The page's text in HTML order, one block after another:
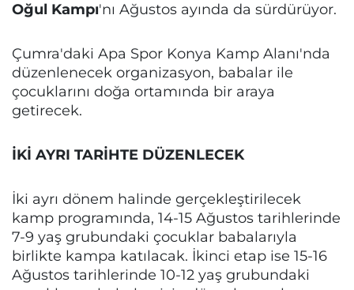
Oğul Kampı'nı Ağustos ayında da sürdürüyor.
Çumra'daki Apa Spor Konya Kamp Alanı'nda
düzenlenecek organizasyon, babalar ile
çocuklarını doğa ortamında bir araya
getirecek.
İKİ AYRI TARİHTE DÜZENLECEK
İki ayrı dönem halinde gerçekleştirilecek
kamp programında, 14-15 Ağustos tarihlerinde
7-9 yaş grubundaki çocuklar babalarıyla
birlikte kampa katılacak. İkinci etap ise 15-16
Ağustos tarihlerinde 10-12 yaş grubundaki